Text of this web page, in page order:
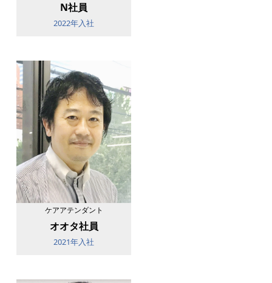
N社員
2022年入社
ケアアテンダント
オオタ社員
2021年入社